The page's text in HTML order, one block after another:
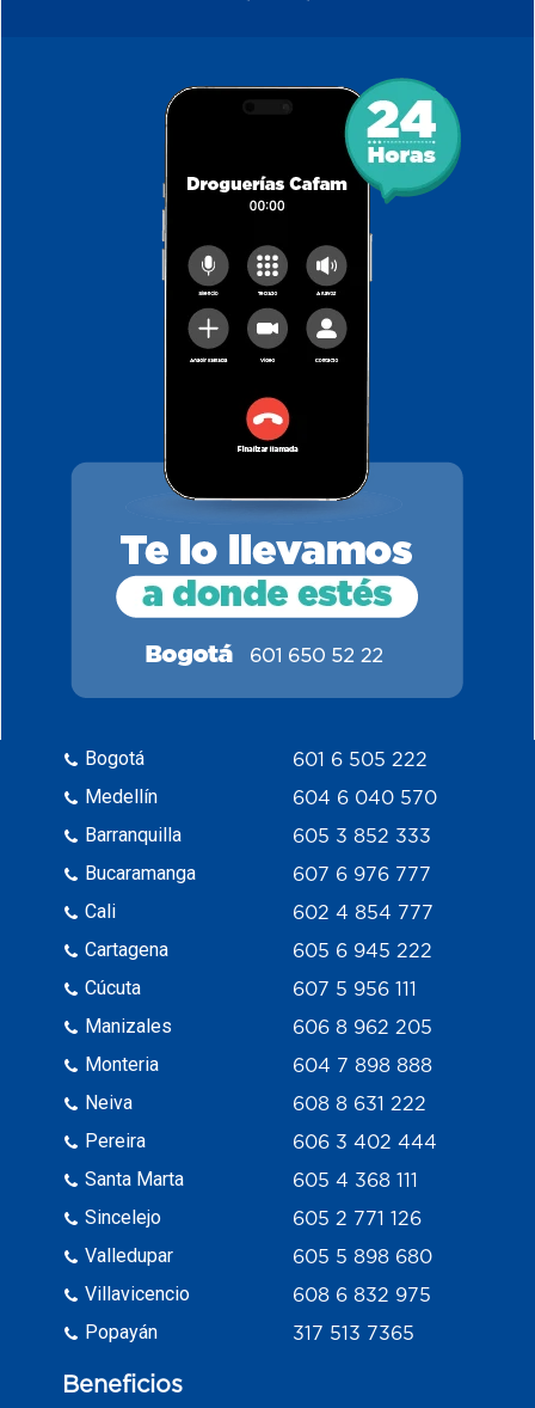
Bogotá
Medellín
Barranquilla
Bucaramanga
Cali
Cartagena
Cúcuta
Manizales
Monteria
Neiva
Pereira
Santa Marta
Sincelejo
Valledupar
Villavicencio
Popayán
601 6 505 222
604 6 040 570
605 3 852 333
607 6 976 777
602 4 854 777
605 6 945 222
607 5 956 111
606 8 962 205
604 7 898 888
608 8 631 222
606 3 402 444
605 4 368 111
605 2 771 126
605 5 898 680
608 6 832 975
317 513 7365
Beneficios